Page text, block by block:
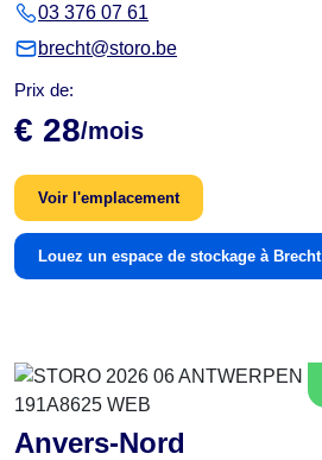
03 376 07 61
brecht@storo.be
Prix de:
€ 28/mois
Voir l'emplacement
Louez un espace de stockage à Brecht
Anvers-Nord